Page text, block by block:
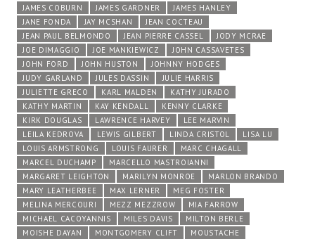
JAMES COBURN
JAMES GARDNER
JAMES HANLEY
JANE FONDA
JAY MCSHAN
JEAN COCTEAU
JEAN PAUL BELMONDO
JEAN PIERRE CASSEL
JODY MCRAE
JOE DIMAGGIO
JOE MANKIEWICZ
JOHN CASSAVETES
JOHN FORD
JOHN HUSTON
JOHNNY HODGES
JUDY GARLAND
JULES DASSIN
JULIE HARRIS
JULIETTE GRECO
KARL MALDEN
KATHY JURADO
KATHY MARTIN
KAY KENDALL
KENNY CLARKE
KIRK DOUGLAS
LAWRENCE HARVEY
LEE MARVIN
LEILA KEDROVA
LEWIS GILBERT LINDA CRISTOL
LISA LU
LOUIS ARMSTRONG
LOUIS FAURER
MARC CHAGALL
MARCEL DUCHAMP
MARCELLO MASTROIANNI
MARGARET LEIGHTON
MARILYN MONROE
MARLON BRANDO
MARY LEATHERBEE
MAX LERNER
MEG FOSTER
MELINA MERCOURI
MEZZ MEZZROW
MIA FARROW
MICHAEL CACOYANNIS
MILES DAVIS
MILTON BERLE
MOISHE DAYAN
MONTGOMERY CLIFT
MOUSTACHE